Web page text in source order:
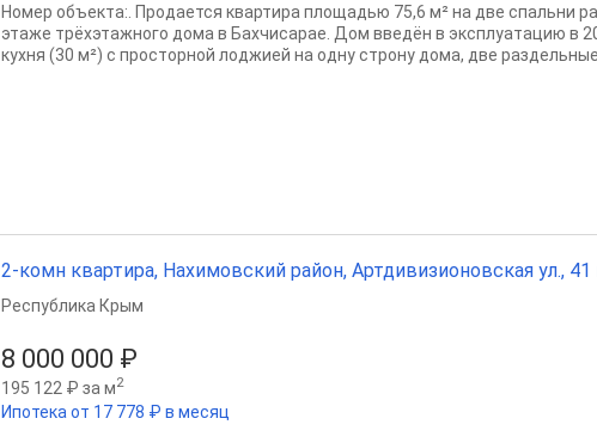
Номер объекта:. Продается квартира площадью 75,6 м² на две спальни
этаже трёхэтажного дома в Бахчисарае. Дом введён в эксплуатацию в
кухня (30 м²) с просторной лоджией на одну строну дома, две
2-комн квартира, Нахимовский район, Артдивизионовская ул., 41
8 000 000 ₽
195 122 ₽ за м2
Ипотека от 17 778 ₽ в месяц
Республика Крым